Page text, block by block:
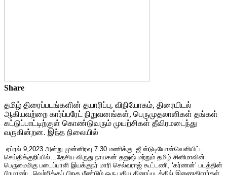
Share
தமிழ் திரைப்படங்களின் தயாரிப்பு, விநியோகம், திரையிடல்
ஆகியவற்றை கார்ப்பரேட் நிறுவனங்கள், பெருமுதலாளிகள் தங்கள்
கட்டுப்பாட்டிற்குள் கொண்டுவரும் முயற்சிகள் தீவிரமடைந்து
வருகின்றன. இந்த நிலையில்
ஏப்ரல் 9,2023 அன்று முன்னிரவு 7.30 மணிக்கு ஜீ ஸ்டுடியோஸ்வெளியிட்ட
செய்திக்குறிப்பில்…தேசிய விருது நாயகன் தனுஷ் மற்றும் தமிழ் சினிமாவின்
பெருமைமிகு படைப்பாளி இயக்குநர் மாரி செல்வராஜ் கூட்டணி, ‘கர்ணன்’ படத்தின்
பிரமாண்ட வெற்றிக்குப் பிறகு மீண்டும் ஒரு புதிய திரைப்படத்தில் இணைகிறார்கள்.